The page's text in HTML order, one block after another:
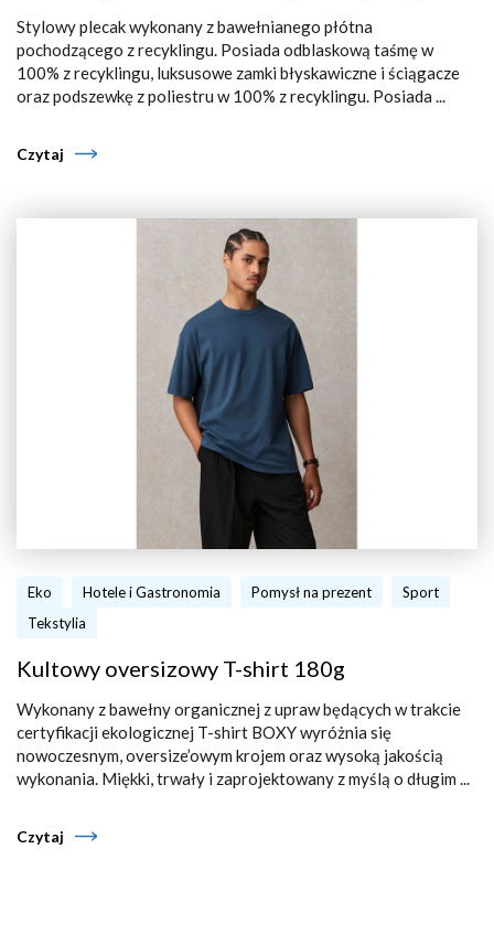
Stylowy plecak wykonany z bawełnianego płótna
pochodzącego z recyklingu. Posiada odblaskową taśmę w
100% z recyklingu, luksusowe zamki błyskawiczne i ściągacze
oraz podszewkę z poliestru w 100% z recyklingu. Posiada ...
Czytaj
Eko Hotele i Gastronomia Pomysł na prezent
Sport
Tekstylia
Kultowy oversizowy T-shirt 180g
Wykonany z bawełny organicznej z upraw będących w trakcie
certyfikacji ekologicznej T-shirt BOXY wyróżnia się
nowoczesnym, oversize’owym krojem oraz wysoką jakością
wykonania. Miękki, trwały i zaprojektowany z myślą o długim ...
Czytaj